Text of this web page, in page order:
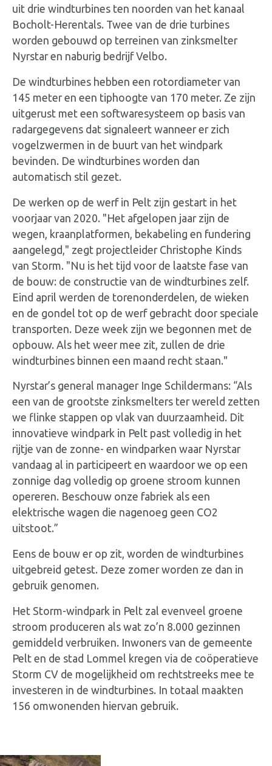
uit drie windturbines ten noorden van het kanaal
Bocholt-Herentals. Twee van de drie turbines
worden gebouwd op terreinen van zinksmelter
Nyrstar en naburig bedrijf Velbo.
De windturbines hebben een rotordiameter van
145 meter en een tiphoogte van 170 meter. Ze zijn
uitgerust met een softwaresysteem op basis van
radargegevens dat signaleert wanneer er zich
vogelzwermen in de buurt van het windpark
bevinden. De windturbines worden dan
automatisch stil gezet.
De werken op de werf in Pelt zijn gestart in het
voorjaar van 2020. "Het afgelopen jaar zijn de
wegen, kraanplatformen, bekabeling en fundering
aangelegd," zegt projectleider Christophe Kinds
van Storm. "Nu is het tijd voor de laatste fase van
de bouw: de constructie van de windturbines zelf.
Eind april werden de torenonderdelen, de wieken
en de gondel tot op de werf gebracht door speciale
transporten. Deze week zijn we begonnen met de
opbouw. Als het weer mee zit, zullen de drie
windturbines binnen een maand recht staan."
Nyrstar’s general manager Inge Schildermans: “Als
een van de grootste zinksmelters ter wereld zetten
we flinke stappen op vlak van duurzaamheid. Dit
innovatieve windpark in Pelt past volledig in het
rijtje van de zonne- en windparken waar Nyrstar
vandaag al in participeert en waardoor we op een
zonnige dag volledig op groene stroom kunnen
opereren. Beschouw onze fabriek als een
elektrische wagen die nagenoeg geen CO2
uitstoot.”
Eens de bouw er op zit, worden de windturbines
uitgebreid getest. Deze zomer worden ze dan in
gebruik genomen.
Het Storm-windpark in Pelt zal evenveel groene
stroom produceren als wat zo’n 8.000 gezinnen
gemiddeld verbruiken. Inwoners van de gemeente
Pelt en de stad Lommel kregen via de coöperatieve
Storm CV de mogelijkheid om rechtstreeks mee te
investeren in de windturbines. In totaal maakten
156 omwonenden hiervan gebruik.